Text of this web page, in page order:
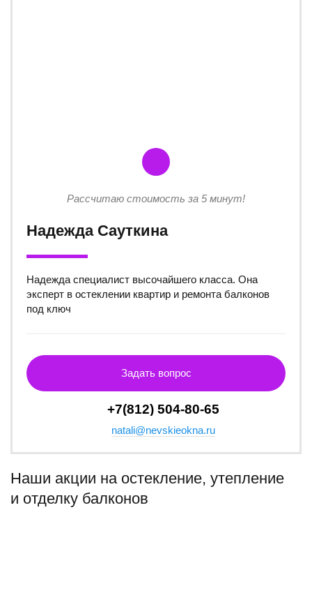
Рассчитаю стоимость за 5 минут!
Надежда Сауткина
Надежда специалист высочайшего класса. Она
эксперт в остеклении квартир и ремонта балконов
под ключ
Задать вопрос
+7(812) 504-80-65
natali@nevskieokna.ru
Наши акции на остекление, утепление
и отделку балконов